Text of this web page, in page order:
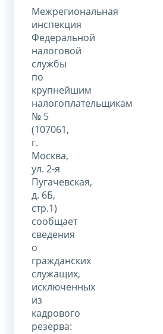
Межрегиональная
инспекция
Федеральной
налоговой
службы
по
крупнейшим
налогоплательщикам
№ 5
(107061,
г.
Москва,
ул. 2-я
Пугачевская,
д. 6Б,
стр.1)
сообщает
сведения
о
гражданских
служащих,
исключенных
из
кадрового
резерва: